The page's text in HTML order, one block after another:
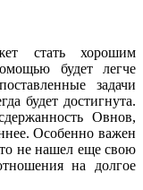
стать хорошим
будет легче
задачи
будет достигнута.
Овнов,
Особенно важен
не нашел еще свою
на долгое